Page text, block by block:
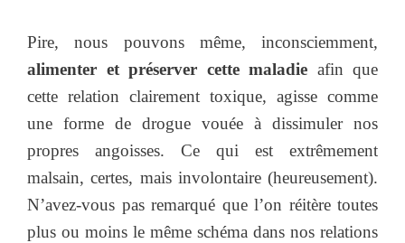
Pire, nous pouvons même, inconsciemment,
alimenter et préserver cette maladie afin que
cette relation clairement toxique, agisse comme
une forme de drogue vouée à dissimuler nos
propres angoisses. Ce qui est extrêmement
malsain, certes, mais involontaire (heureusement).
N’avez-vous pas remarqué que l’on réitère toutes
plus ou moins le même schéma dans nos relations